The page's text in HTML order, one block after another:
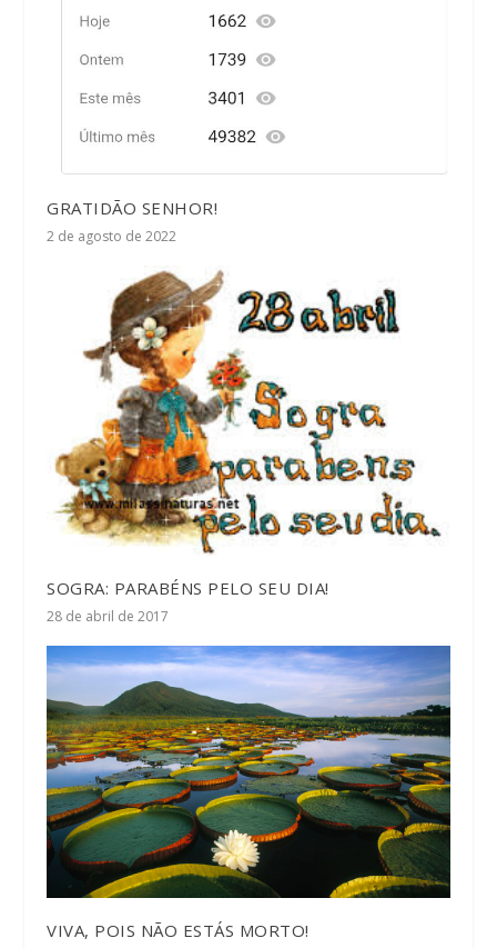
GRATIDÃO SENHOR!
2 de agosto de 2022
SOGRA: PARABÉNS PELO SEU DIA!
28 de abril de 2017
VIVA, POIS NÃO ESTÁS MORTO!